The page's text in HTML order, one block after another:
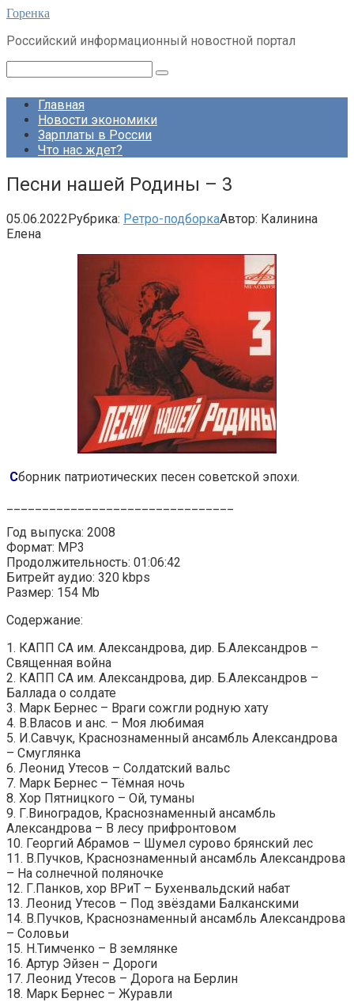
Перейти
контенту
Горенка
Российский информационный новостной портал
Главная
Новости экономики
Зарплаты в России
Что нас ждет?
Песни нашей Родины – 3
05.06.2022Рубрика: Ретро-подборкаАвтор: Калинина
Елена
Сборник патриотических песен советской эпохи.
Год выпуска: 2008
Формат: MP3
Продолжительность: 01:06:42
Битрейт аудио: 320 kbps
Размер: 154 Mb
Содержание:
1. КАПП СА им. Александрова, дир. Б.Александров –
Священная война
2. КАПП СА им. Александрова, дир. Б.Александров –
Баллада о солдате
3. Марк Бернес – Враги сожгли родную хату
4. В.Власов и анс. – Моя любимая
5. И.Савчук, Краснознаменный ансамбль Александрова
– Смуглянка
6. Леонид Утесов – Солдатский вальс
7. Марк Бернес – Тёмная ночь
8. Хор Пятницкого – Ой, туманы
9. Г.Виноградов, Краснознаменный ансамбль
Александрова – В лесу прифронтовом
10. Георгий Абрамов – Шумел сурово брянский лес
11. В.Пучков, Краснознаменный ансамбль Александрова
– На солнечной поляночке
12. Г.Панков, хор ВРиТ – Бухенвальдский набат
13. Леонид Утесов – Под звёздами Балканскими
14. В.Пучков, Краснознаменный ансамбль Александрова
– Соловьи
15. Н.Тимченко – В землянке
16. Артур Эйзен – Дороги
17. Леонид Утесов – Дорога на Берлин
18. Марк Бернес – Журавли